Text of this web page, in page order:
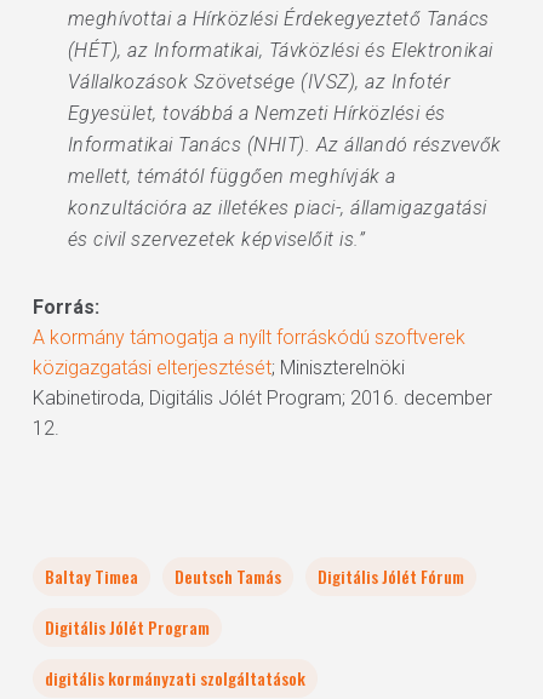
meghívottai a Hírközlési Érdekegyeztető Tanács
(HÉT), az Informatikai, Távközlési és Elektronikai
Vállalkozások Szövetsége (IVSZ), az Infotér
Egyesület, továbbá a Nemzeti Hírközlési és
Informatikai Tanács (NHIT). Az állandó részvevők
mellett, témától függően meghívják a
konzultációra az illetékes piaci-, államigazgatási
és civil szervezetek képviselőit is.”
Forrás:
A kormány támogatja a nyílt forráskódú szoftverek
közigazgatási elterjesztését; Miniszterelnöki
Kabinetiroda, Digitális Jólét Program; 2016. december
12.
Baltay Timea Deutsch Tamás
Digitális Jólét Fórum
Digitális Jólét Program
digitális kormányzati szolgáltatások